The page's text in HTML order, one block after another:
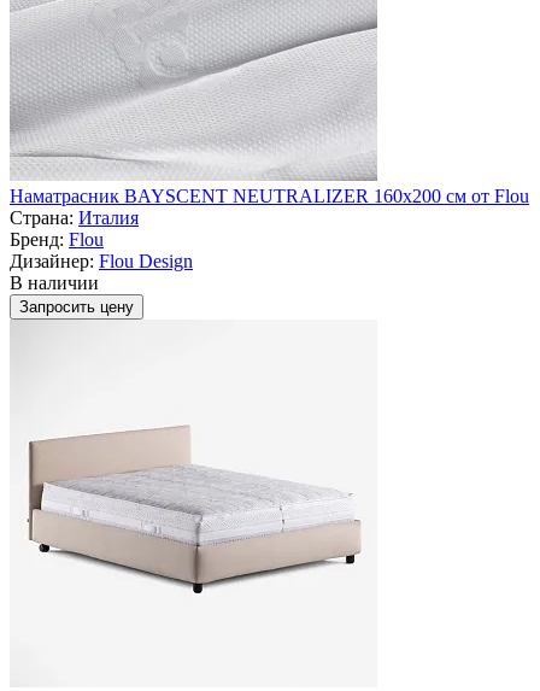
Наматрасник BAYSCENT NEUTRALIZER 160x200 см от Flou
Страна: Италия
Бренд: Flou
Дизайнер: Flou Design
В наличии
Запросить цену